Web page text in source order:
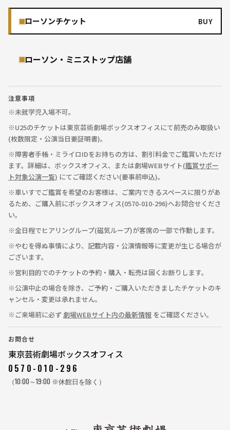
ローソンチケット BUY
ローソン・ミニストップ店舗
注意事項
※未就学児入場不可。
※U25のチケットは東京芸術劇場ボックスオフィスにて前売のみ取扱い
(枚数限定・公演当日要証明書)。
※障害者手帳・ミライロIDをお持ちの方は、割引料金でご鑑賞いただけ
ます。詳細は、ボックスオフィス、または劇場WEBサイト(鑑賞サポー
ト対象公演一覧) にてご確認ください(要事前申込)。
※車いすでご鑑賞を希望のお客様は、ご案内できるスペースに限りがあ
るため、ご購入前にボックスオフィス(0570-010-296)へお問合せくださ
い。
※全日程でヒアリングループ(磁気ループ)が客席の一部で作動します。
※やむを得ぬ事情により、記載内容・公演情報等に変更が生じる場合が
ございます。
※営利目的でのチケットの予約・購入・転売は固くお断りします。
※公演中止の場合を除き、ご予約・ご購入いただきましたチケットのキ
ャンセル・変更は承れません。
※ご来場前に必ず 劇場WEBサイト内の最新情報 をご確認ください。
お問合せ
東京芸術劇場ボックスオフィス
0570-010-296
（10:00～19:00 ※休館日を除く）